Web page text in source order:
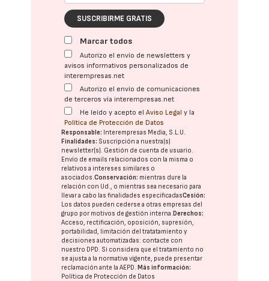
SUSCRIBIRME GRATIS
Marcar todos
Autorizo el envío de newsletters y
avisos informativos personalizados de
interempresas.net
Autorizo el envío de comunicaciones
de terceros vía interempresas.net
He leído y acepto elAviso Legal y la
Política de Protección de Datos
Responsable: Interempresas Media, S.L.U.
Finalidades: Suscripción a nuestra(s)
newsletter(s). Gestión de cuenta de usuario.
Envío de emails relacionados con la misma o
relativos a intereses similares o
asociados.Conservación: mientras dure la
relación con Ud., o mientras sea necesario para
llevar a cabo las finalidades especificadasCesión:
Los datos pueden cederse a otras empresas del
grupo por motivos de gestión interna.Derechos:
Acceso, rectificación, oposición, supresión,
portabilidad, limitación del tratatamiento y
decisiones automatizadas: contacte con
nuestro DPD. Si considera que el tratamiento no
se ajusta a la normativa vigente, puede presentar
reclamación ante laAEPD.Más información:
Política de Protección de Datos